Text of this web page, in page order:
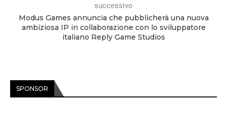
successivo
Modus Games annuncia che pubblicherà una nuova
ambiziosa IP in collaborazione con lo sviluppatore
italiano Reply Game Studios
SPONSOR